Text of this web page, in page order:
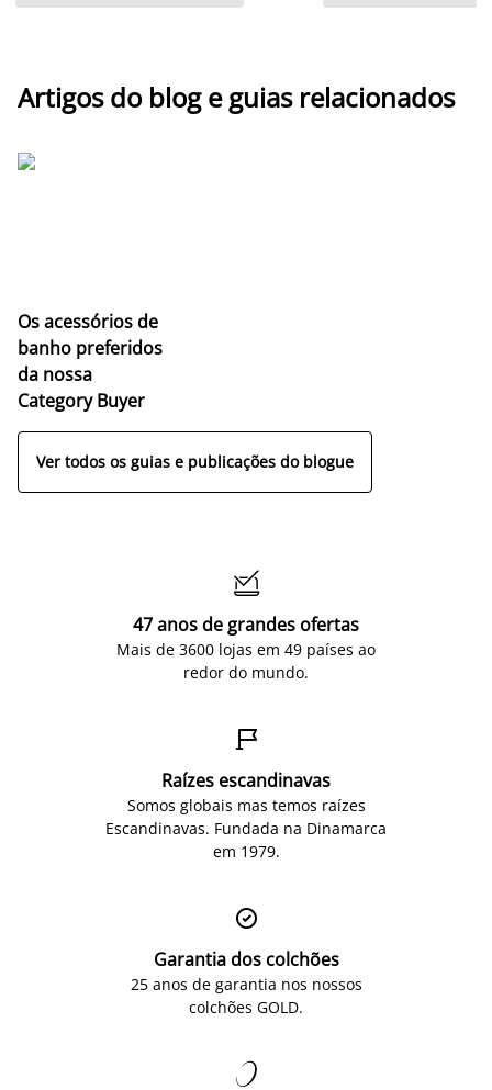
Artigos do blog e guias relacionados
Os acessórios de
banho preferidos
da nossa
Category Buyer
Ver todos os guias e publicações do blogue

47 anos de grandes ofertas
Mais de 3600 lojas em 49 países ao
redor do mundo.

Raízes escandinavas
Somos globais mas temos raízes
Escandinavas. Fundada na Dinamarca
em 1979.

Garantia dos colchões
25 anos de garantia nos nossos
colchões GOLD.
